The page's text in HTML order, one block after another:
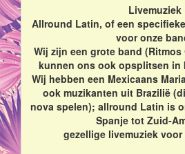
Livemuziek
Allround Latin, of een
voor onze
Wij zijn een grote band (Ritmos
kunnen ons ook opsplitsen in
Wij hebben een Mexicaans
ook muzikanten uit Brazilië
nova spelen); allround Latin is
Spanje tot Zuid-
gezellige livemuziek